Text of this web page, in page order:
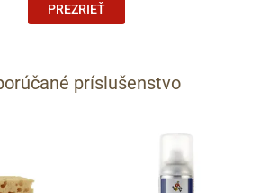
PREZRIEŤ
príslušenstvo